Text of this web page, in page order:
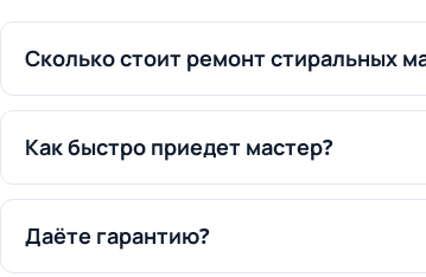
Сколько стоит ремонт стиральных
Как быстро приедет мастер?
Даёте гарантию?